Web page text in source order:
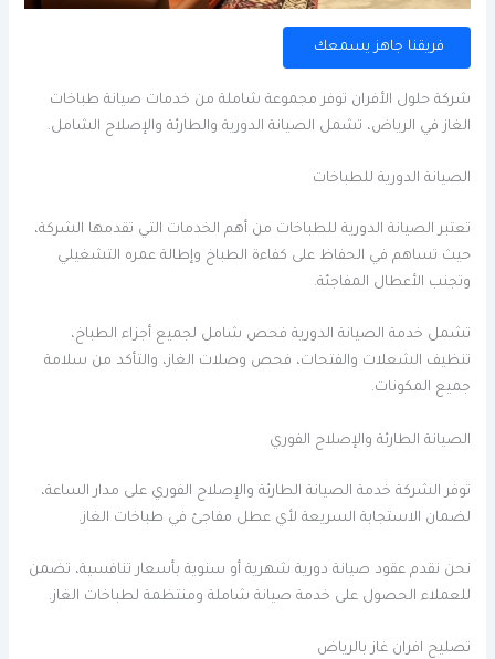
فريقنا جاهز يسمعك
شركة حلول الأفران توفر مجموعة شاملة من خدمات صيانة طباخات
الغاز في الرياض، تشمل الصيانة الدورية والطارئة والإصلاح الشامل.
الصيانة الدورية للطباخات
تعتبر الصيانة الدورية للطباخات من أهم الخدمات التي تقدمها الشركة،
حيث تساهم في الحفاظ على كفاءة الطباخ وإطالة عمره التشغيلي
وتجنب الأعطال المفاجئة.
تشمل خدمة الصيانة الدورية فحص شامل لجميع أجزاء الطباخ،
تنظيف الشعلات والفتحات، فحص وصلات الغاز، والتأكد من سلامة
جميع المكونات.
الصيانة الطارئة والإصلاح الفوري
توفر الشركة خدمة الصيانة الطارئة والإصلاح الفوري على مدار الساعة،
لضمان الاستجابة السريعة لأي عطل مفاجئ في طباخات الغاز.
نحن نقدم عقود صيانة دورية شهرية أو سنوية بأسعار تنافسية، تضمن
للعملاء الحصول على خدمة صيانة شاملة ومنتظمة لطباخات الغاز.
تصليح افران غاز بالرياض